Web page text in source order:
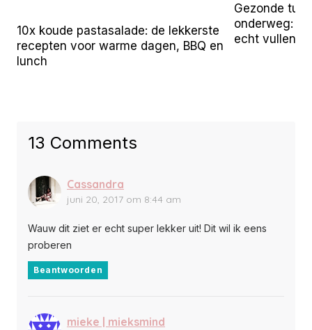
10x koude pastasalade: de lekkerste
recepten voor warme dagen, BBQ en
lunch
Gezonde
onderweg:
echt vullen
13 Comments
Cassandra
juni 20, 2017 om 8:44 am
Wauw dit ziet er echt super lekker uit! Dit wil ik eens
proberen
Beantwoorden
mieke | mieksmind